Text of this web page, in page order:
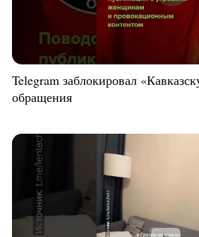
Telegram заблокировал
обращения